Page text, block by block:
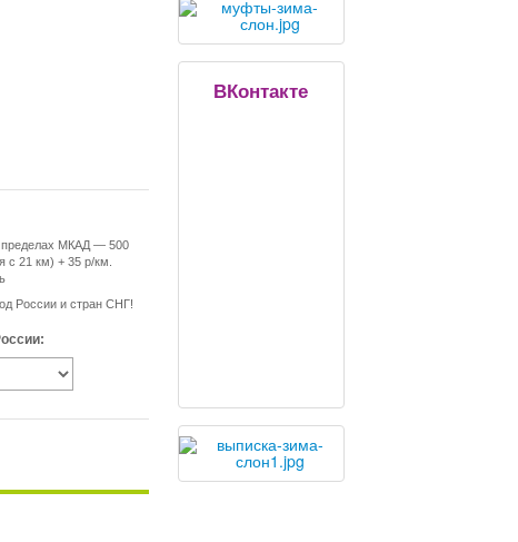
пределах МКАД — 500
с 21 км) + 35 р/км.
России и стран СНГ!
ВКонтакте